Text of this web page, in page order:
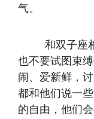
气。
和双子座相
也不要试图束
闹、爱新鲜，
都和他们说一
的自由，他们